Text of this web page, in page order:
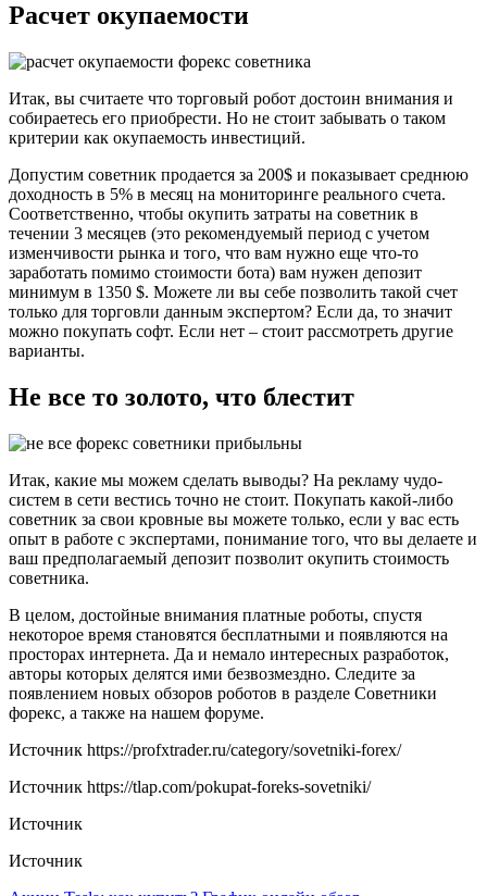
Расчет окупаемости
Итак, вы считаете что торговый робот достоин внимания и
собираетесь его приобрести. Но не стоит забывать о таком
критерии как окупаемость инвестиций.
Допустим советник продается за 200$ и показывает среднюю
доходность в 5% в месяц на мониторинге реального счета.
Соответственно, чтобы окупить затраты на советник в
течении 3 месяцев (это рекомендуемый период с учетом
изменчивости рынка и того, что вам нужно еще что-то
заработать помимо стоимости бота) вам нужен депозит
минимум в 1350 $. Можете ли вы себе позволить такой счет
только для торговли данным экспертом? Если да, то значит
можно покупать софт. Если нет – стоит рассмотреть другие
варианты.
Не все то золото, что блестит
Итак, какие мы можем сделать выводы? На рекламу чудо-
систем в сети вестись точно не стоит. Покупать какой-либо
советник за свои кровные вы можете только, если у вас есть
опыт в работе с экспертами, понимание того, что вы делаете и
ваш предполагаемый депозит позволит окупить стоимость
советника.
В целом, достойные внимания платные роботы, спустя
некоторое время становятся бесплатными и появляются на
просторах интернета. Да и немало интересных разработок,
авторы которых делятся ими безвозмездно. Следите за
появлением новых обзоров роботов в разделе Советники
форекс, а также на нашем форуме.
Источник https://profxtrader.ru/category/sovetniki-forex/
Источник https://tlap.com/pokupat-foreks-sovetniki/
Источник
Источник